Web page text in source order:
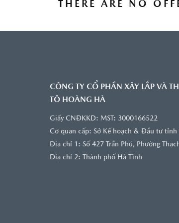
THERE ARE NO
CÔNG TY CỔ PHẦN XÂY LẮP VÀ
TÔ HOÀNG HÀ
Giấy CNĐKKD: MST: 3000166522
Cơ quan cấp: Sở Kế hoạch & Đầu tư tỉnh
Địa chỉ 1: Số 427 Trần Phú, Phường
Địa chỉ 2: Thành phố Hà Tĩnh